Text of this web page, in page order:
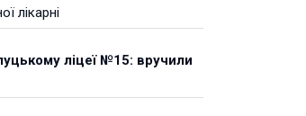
лікарні
ліцеї №15: вручили